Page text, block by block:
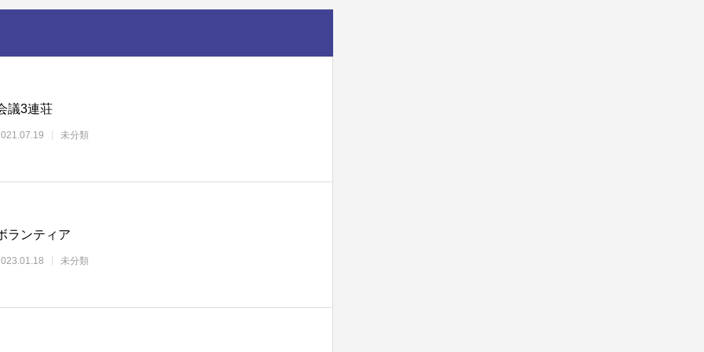
議3連荘
未分類
ランティア
未分類